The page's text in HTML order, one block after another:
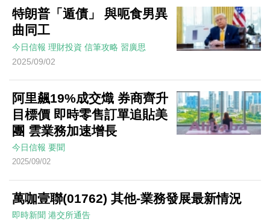
特朗普「遁債」 與呃食男異
曲同工
今日信報 理財投資 信筆攻略 習廣思
2025/09/02
阿里飆19%成交熾 券商齊升
目標價 即時零售訂單追貼美
團 雲業務加速增長
今日信報 要聞
2025/09/02
萬咖壹聯(01762) 其他-業務發展最新情況
即時新聞 港交所通告